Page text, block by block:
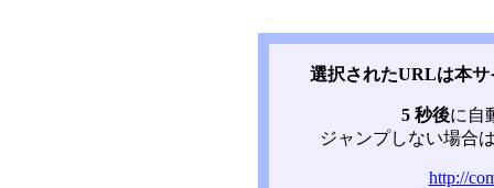
選択されたURLは本
5 秒後に自
ジャンプしない場合
http://